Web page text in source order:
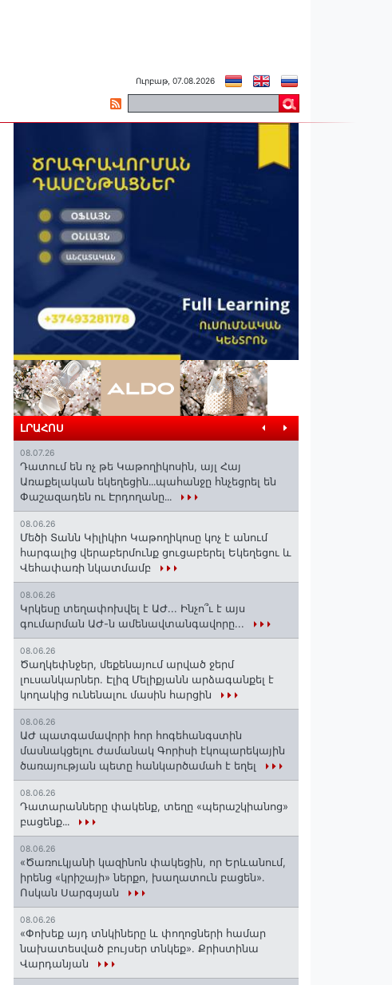
Ուրբաթ, 07.08.2026
ԼՐԱՀՈՍ
08.07.26
Դատում են ոչ թե Կաթողիկոսին, այլ Հայ
Առաքելական եկեղեցին․․․պահանջը հնչեցրել են
Փաշազադեն ու Էրդողանը․․․
08.06.26
Մեծի Տանն Կիլիկիո Կաթողիկոսը կոչ է անում
հարգալից վերաբերմունք ցուցաբերել Եկեղեցու և
Վեհափառի նկատմամբ
08.06.26
Կրկեսը տեղափոխվել է ԱԺ... Ինչո՞ւ է այս
գումարման ԱԺ-ն ամենավտանգավորը...
08.06.26
Ծաղկեփնջեր, մեքենայում արված ջերմ
լուսանկարներ. Էլիզ Մելիքյանն արձագանքել է
կողակից ունենալու մասին հարցին
08.06.26
ԱԺ պատգամավորի հոր հոգեհանգստին
մասնակցելու ժամանակ Գորիսի էկոպարեկային
ծառայության պետը հանկարծամահ է եղել
08.06.26
Դատարանները փակենք, տեղը «պերաշկիանոց»
բացենք․․․
08.06.26
«Ծառուկյանի կազինոն փակեցին, որ Երևանում,
իրենց «կրիշայի» ներքո, խաղատուն բացեն»․
Ոսկան Սարգսյան
08.06.26
«Փոխեք այդ տնկիները և փողոցների համար
նախատեսված բույսեր տնկեք». Քրիստինա
Վարդանյան